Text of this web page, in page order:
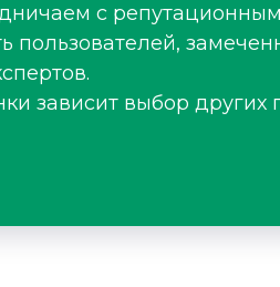
с
пользователей,
зависит выбор